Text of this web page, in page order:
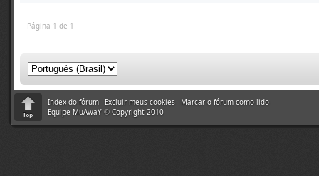
Página 1 de 1
Index do fórum Excluir meus cookies
Marcar o fórum como lido
Equipe MuAwaY © Copyright 2010